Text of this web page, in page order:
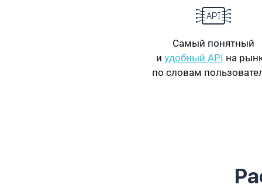
Самый понятный
и удобный API на
по словам